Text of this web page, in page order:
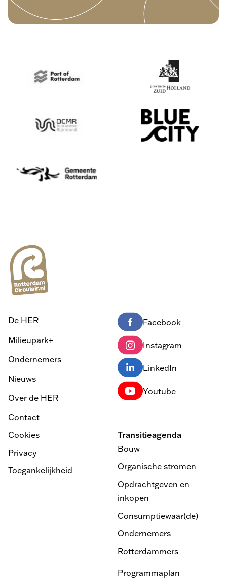
De HER
Milieupark+
Ondernemers
Nieuws
Over de HER
Contact
Facebook
Instagram
LinkedIn
Youtube
Cookies
Privacy
Toegankelijkheid
Transitieagenda
Bouw
Organische stromen
Opdrachtgeven en
inkopen
Consumptiewaar(de)
Ondernemers
Rotterdammers
Programmaplan